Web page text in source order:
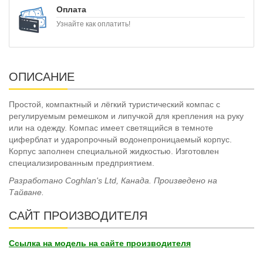
Оплата
Узнайте как оплатить!
ОПИСАНИЕ
Простой, компактный и лёгкий туристический компас с
регулируемым ремешком и липучкой для крепления на руку
или на одежду. Компас имеет светящийся в темноте
циферблат и ударопрочный водонепроницаемый корпус.
Корпус заполнен специальной жидкостью. Изготовлен
специализированным предприятием.
Разработано Coghlan's Ltd, Канада. Произведено на
Тайване.
САЙТ ПРОИЗВОДИТЕЛЯ
Ссылка на модель на сайте производителя